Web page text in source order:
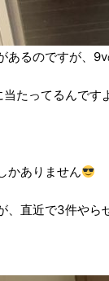
あるのですが、
たってるんです
かありません
、直近で3件やら